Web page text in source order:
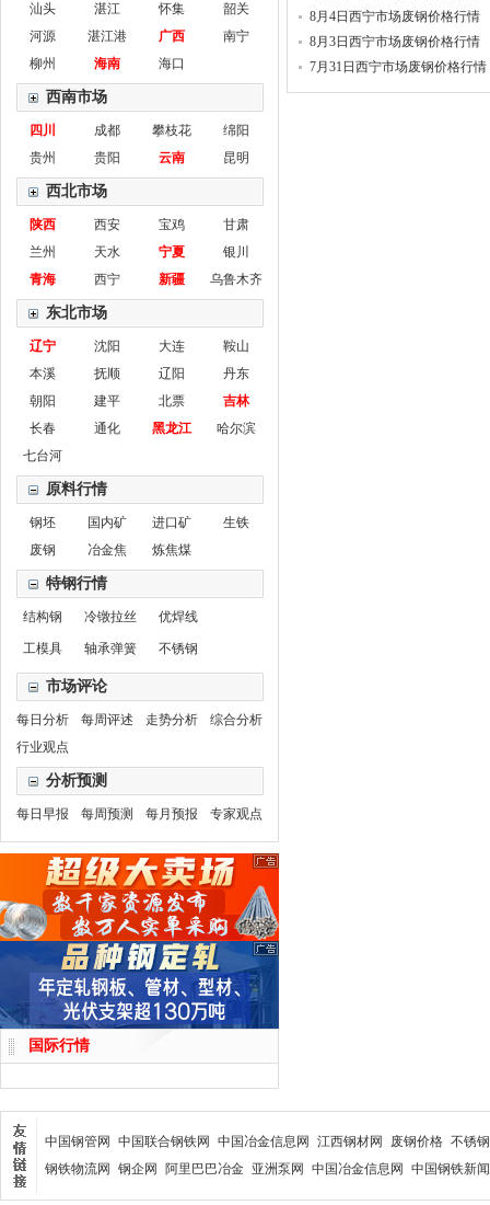
汕头
湛江 怀集
韶关
河源
湛江港 广西
南宁
柳州
海南 海口
西南市场
四川 成都 攀枝花
绵阳
贵州
贵阳 云南 昆明
西北市场
陕西 西安 宝鸡
甘肃
兰州
天水 宁夏
银川
青海
西宁 新疆 乌鲁木齐
东北市场
辽宁 沈阳 大连
鞍山
本溪
抚顺 辽阳
丹东
朝阳
建平 北票
吉林
长春
通化 黑龙江
哈尔滨
七台河
原料行情
钢坯 国内矿 进口矿
生铁
废钢
冶金焦 炼焦煤
特钢行情
结构钢 冷镦拉丝 优焊线
工模具 轴承弹簧 不锈钢
市场评论
每日分析 每周评述 走势分析
综合分析
行业观点
分析预测
每日早报 每周预测 每月预报 专家观点
国际行情
8月4日西宁市场废钢价格行情
8月3日西宁市场废钢价格行情
7月31日西宁市场废钢价格行情
中国钢管网 中国联合钢铁网 中国冶金信息网 江西钢材网 废钢价格 不锈钢
钢铁物流网
钢企网 阿里巴巴冶金 亚洲泵网 中国冶金信息网 中国钢铁新